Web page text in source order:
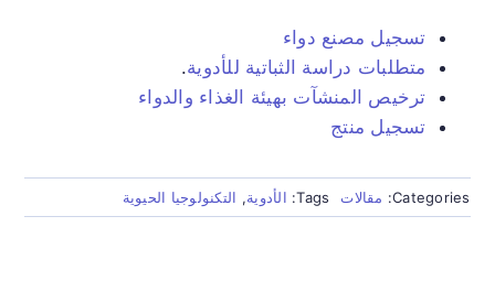
تسجيل مصنع دواء
متطلبات دراسة الثباتية للأدوية.
ترخيص المنشآت بهيئة الغذاء والدواء
تسجيل منتج
Categories: مقالات Tags: الأدوية, التكنولوجيا الحيوية